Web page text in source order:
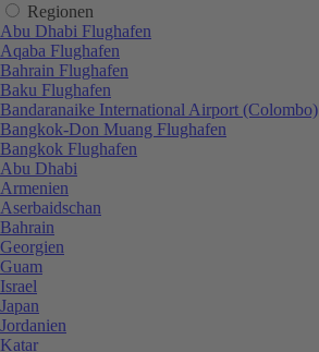
Regionen
Abu Dhabi Flughafen
Aqaba Flughafen
Bahrain Flughafen
Baku Flughafen
Bandaranaike International Airport (Colombo)
Bangkok-Don Muang Flughafen
Bangkok Flughafen
Abu Dhabi
Armenien
Aserbaidschan
Bahrain
Georgien
Guam
Israel
Japan
Jordanien
Katar